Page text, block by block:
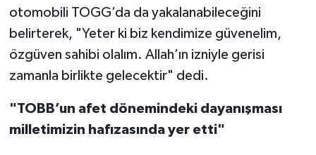
otomobili TOGG’da da yakalanabileceğini
belirterek, "Yeter ki biz kendimize güvenelim,
özgüven sahibi olalım. Allah’ın izniyle gerisi
zamanla birlikte gelecektir" dedi.
"TOBB’un afet dönemindeki dayanışması
milletimizin hafızasında yer etti"